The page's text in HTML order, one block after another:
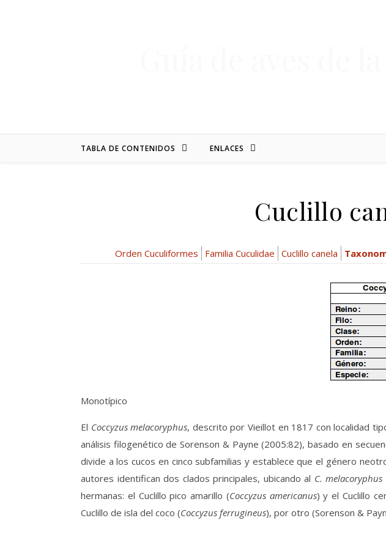
TABLA DE CONTENIDOS ENLACES
Cuclillo
Orden Cuculiformes Familia Cuculidae Cuclillo canela
Monotípico
El Coccyzus melacoryphus, descrito por Vieillot en 1817 con localidad
análisis filogenético de Sorenson & Payne (2005:82), basado en
divide a los cucos en cinco subfamilias y establece que el género
autores identifican dos clados principales, ubicando al C. melacoryphus
hermanas: el Cuclillo pico amarillo (Coccyzus americanus) y el Cuclillo
Cuclillo de isla del coco (Coccyzus ferrugineus), por otro (Sorenson &